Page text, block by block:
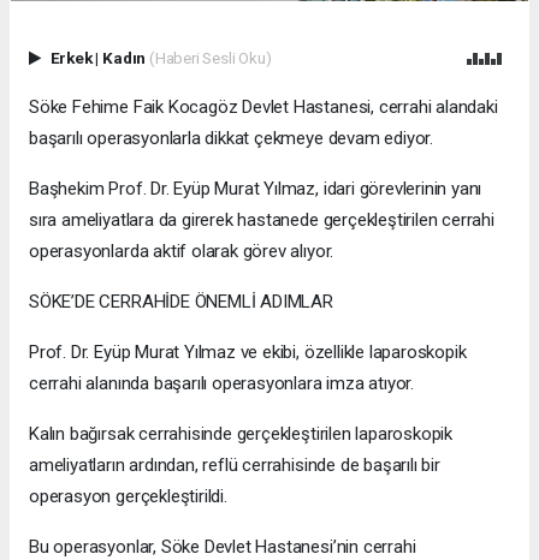
Erkek| Kadın (Haberi Sesli Oku)
Söke Fehime Faik Kocagöz Devlet Hastanesi, cerrahi alandaki
başarılı operasyonlarla dikkat çekmeye devam ediyor.
Başhekim Prof. Dr. Eyüp Murat Yılmaz, idari görevlerinin yanı
sıra ameliyatlara da girerek hastanede gerçekleştirilen cerrahi
operasyonlarda aktif olarak görev alıyor.
SÖKE’DE CERRAHİDE ÖNEMLİ ADIMLAR
Prof. Dr. Eyüp Murat Yılmaz ve ekibi, özellikle laparoskopik
cerrahi alanında başarılı operasyonlara imza atıyor.
Kalın bağırsak cerrahisinde gerçekleştirilen laparoskopik
ameliyatların ardından, reflü cerrahisinde de başarılı bir
operasyon gerçekleştirildi.
Bu operasyonlar, Söke Devlet Hastanesi’nin cerrahi